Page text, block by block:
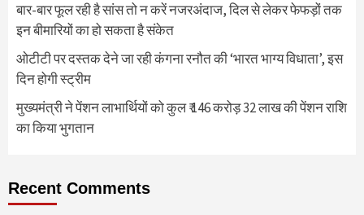
बार-बार फूल रही है सांस तो न करें नजरअंदाज, दिल से लेकर फेफड़ों तक
इन बीमारियों का हो सकता है संकेत
ओटीटी पर दस्तक देने जा रही कंगना रनौत की ‘भारत भाग्य विधाता’, इस
दिन होगी स्ट्रीम
मुख्यमंत्री ने पेंशन लाभार्थियों को कुल ₹ 146 करोड़ 32 लाख की पेंशन राशि
का किया भुगतान
Recent Comments